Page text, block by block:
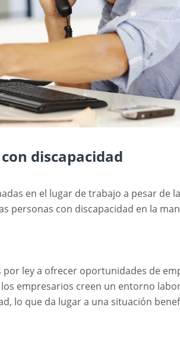
discapacidad
en el lugar de trabajo a pesar de
personas con discapacidad en la
ley a ofrecer oportunidades de
empresarios creen un entorno
lo que da lugar a una situación